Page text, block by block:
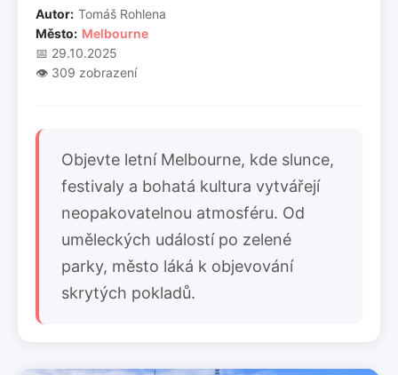
Autor: Tomáš Rohlena
Město: Melbourne
📅 29.10.2025
👁️ 309 zobrazení
Objevte letní Melbourne, kde slunce,
festivaly a bohatá kultura vytvářejí
neopakovatelnou atmosféru. Od
uměleckých událostí po zelené
parky, město láká k objevování
skrytých pokladů.